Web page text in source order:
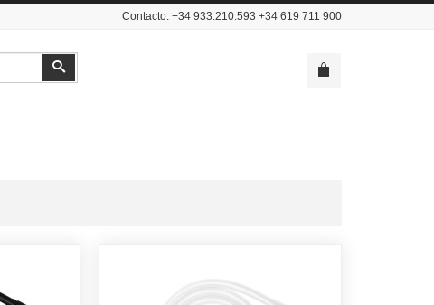
Contacto: +34 933.210.593 +34 619 711 900
Buscar